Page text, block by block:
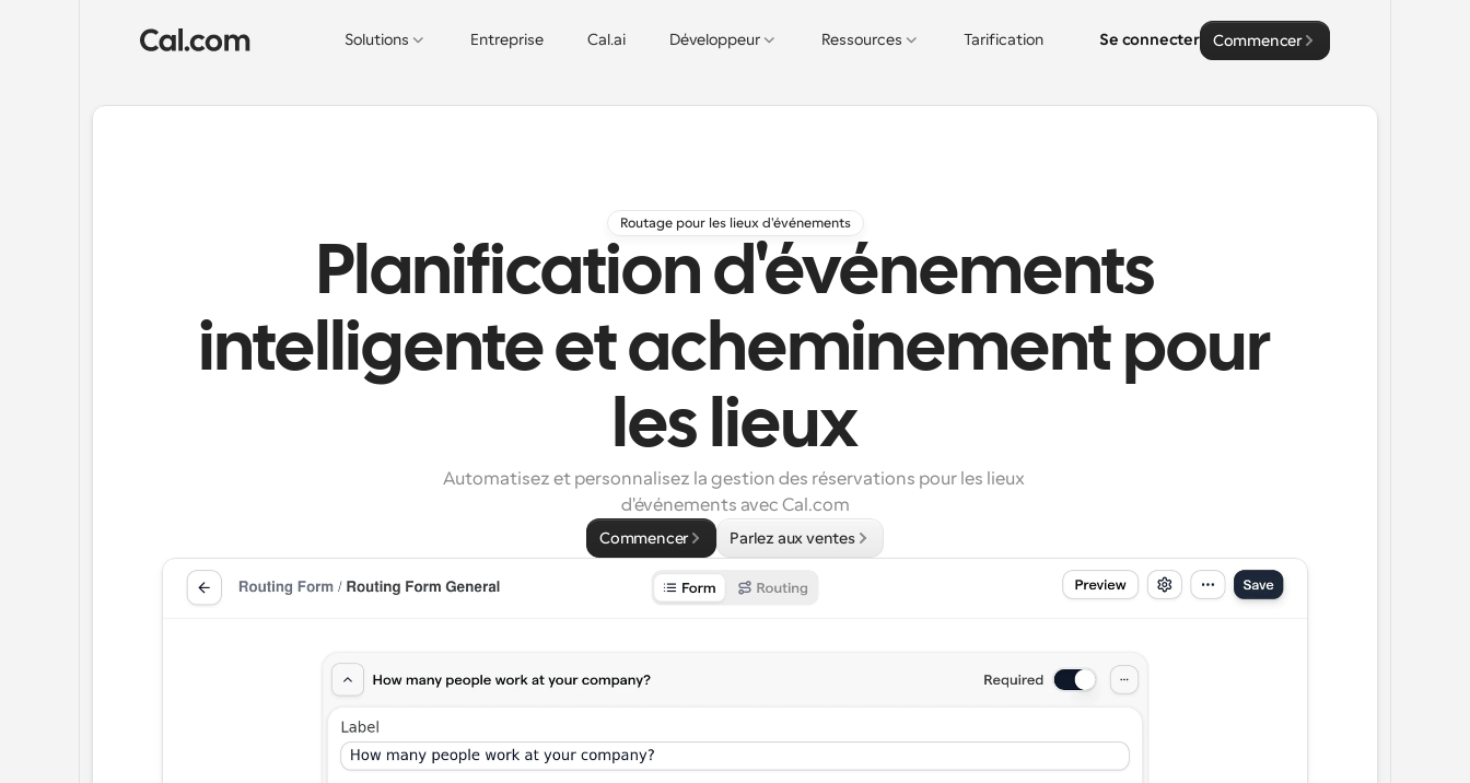
Solutions Entreprise Cal.ai Développeur Ressources Tarification Se connecter Commencer
Routage pour les lieux d'événements
Planification d'événements
intelligente et acheminement pour
les lieux
Automatisez et personnalisez la gestion des réservations pour les lieux
d'événements avec Cal.com
Commencer Parlez aux ventes